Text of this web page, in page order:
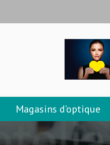
Magasins d’optique